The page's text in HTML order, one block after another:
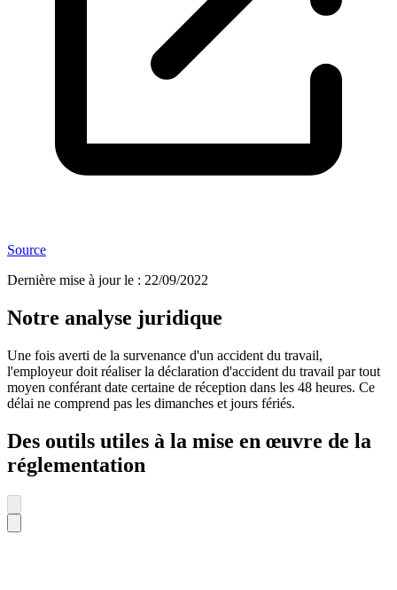
Source
Dernière mise à jour le : 22/09/2022
Notre analyse juridique
Une fois averti de la survenance d'un accident du travail,
l'employeur doit réaliser la déclaration d'accident du travail par tout
moyen conférant date certaine de réception dans les 48 heures. Ce
délai ne comprend pas les dimanches et jours fériés.
Des outils utiles à la mise en œuvre de la
réglementation